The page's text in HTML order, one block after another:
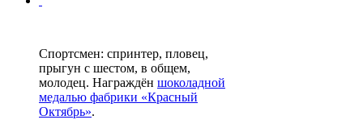
Спортсмен: спринтер, пловец,
прыгун с шестом, в общем,
молодец. Награждён шоколадной
медалью фабрики «Красный
Октябрь».